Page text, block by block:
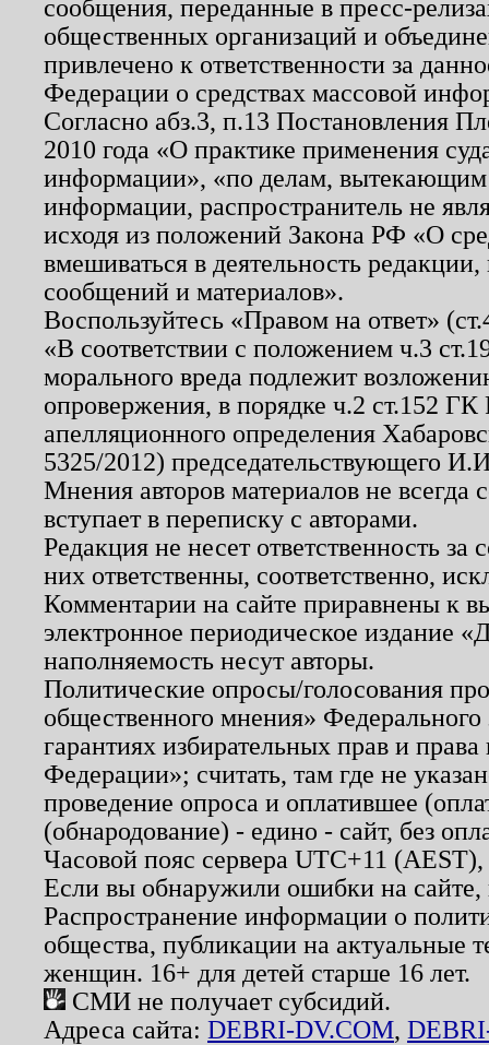
сообщения, переданные в пресс-
общественных организаций и
привлечено к ответственности за
Федерации о средствах массовой
Согласно абз.3, п.13 Постановления
2010 года «О практике применения
информации», «по делам, вытекающим
информации, распространитель не
исходя из положений Закона РФ «О
вмешиваться в деятельность
сообщений и материалов».
Воспользуйтесь «Правом на ответ»
«В соответствии с положением ч.3
морального вреда подлежит
опровержения, в порядке ч.2 ст.152
апелляционного определения
5325/2012) председательствующего
Мнения авторов материалов не
вступает в переписку с авторами.
Редакция не несет ответственность
них ответственны, соответственно,
Комментарии на сайте приравнены к
электронное периодическое издание
наполняемость несут авторы.
Политические опросы/голосования
общественного мнения»
гарантиях избирательных прав и
Федерации»; считать, там где не
проведение опроса и оплатившее
(обнародование) - едино - сайт, без
Часовой пояс сервера UTC+11
Если вы обнаружили ошибки на
Распространение информации о
общества, публикации на актуальные
женщин. 16+ для детей старше 16 лет.
СМИ не получает субсидий.
Адреса сайта: DEBRI-DV.COM,